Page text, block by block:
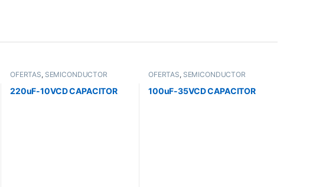
OFERTAS, SEMICONDUCTOR
220uF-10VCD CAPACITOR
OFERTAS, SEMICONDUCTOR
100uF-35VCD CAPACITOR